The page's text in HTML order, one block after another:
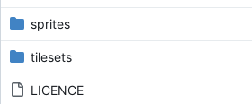
sprites
tilesets
LICENCE